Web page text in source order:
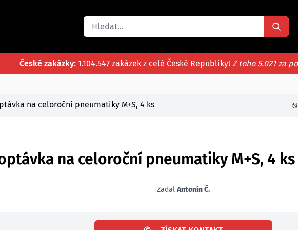
České zakázky: 1.104.547 zakázek z celé České Republiky! Z toho 5.021 za
na celoroční pneumatiky M+S, 4 ks
na celoroční pneumatiky M+S, 4
Zadal Antonín Č.